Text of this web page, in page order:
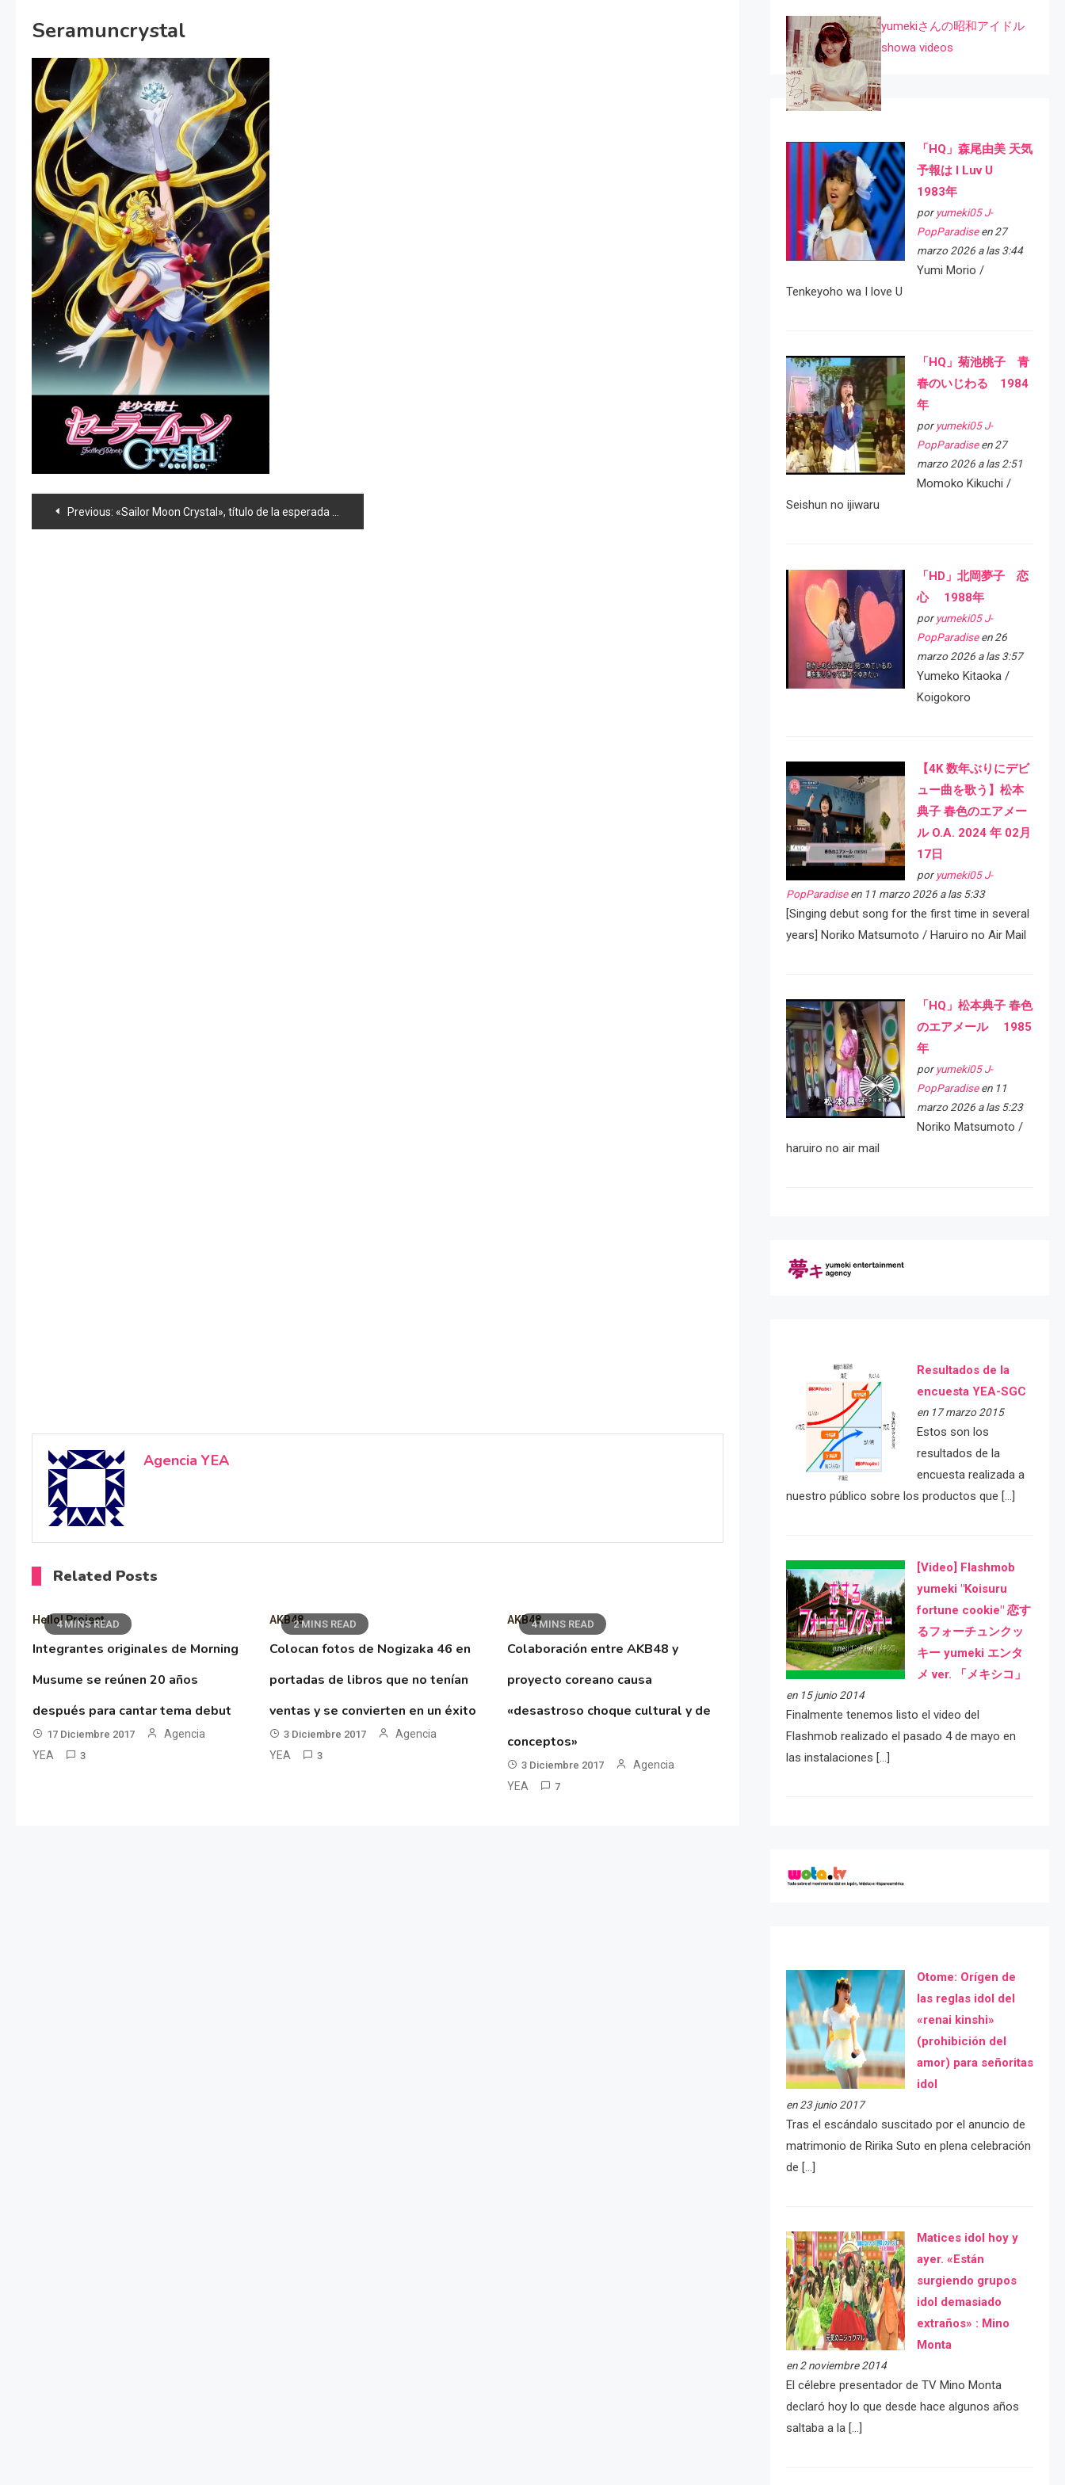
Seramuncrystal
Navegación
Previous: «Sailor Moon Crystal», título de la esperada nueva temporada
Agencia YEA
Related Posts
4 MINS READ
Hello! Project
Integrantes originales de Morning
Musume se reúnen 20 años
después para cantar tema debut
17 Diciembre 2017
Agencia
YEA
3
2 MINS READ
AKB48
Colocan fotos de Nogizaka 46 en
portadas de libros que no tenían
ventas y se convierten en un éxito
3 Diciembre 2017
Agencia
YEA
3
4 MINS READ
AKB48
Colaboración entre AKB48 y
proyecto coreano causa
«desastroso choque cultural y de
conceptos»
3 Diciembre 2017
Agencia
YEA
7
yumekiさんの昭和アイドル
showa videos
「HQ」森尾由美 天気
予報は I Luv U
1983年
por yumeki05 J-
PopParadiseen 27
marzo 2026 a las 3:44
Yumi Morio /
Tenkeyoho wa I love U
「HQ」菊池桃子 青
春のいじわる 1984
年
por yumeki05 J-
PopParadiseen 27
marzo 2026 a las 2:51
Momoko Kikuchi /
Seishun no ijiwaru
「HD」北岡夢子 恋
心 1988年
por yumeki05 J-
PopParadiseen 26
marzo 2026 a las 3:57
Yumeko Kitaoka /
Koigokoro
【4K 数年ぶりにデビ
ュー曲を歌う】松本
典子 春色のエアメー
ル O.A. 2024 年 02月
17日
por yumeki05 J-
PopParadiseen 11 marzo 2026 a las 5:33
[Singing debut song for the first time in several
years] Noriko Matsumoto / Haruiro no Air Mail
「HQ」松本典子 春色
のエアメール 1985
年
por yumeki05 J-
PopParadiseen 11
marzo 2026 a las 5:23
Noriko Matsumoto /
haruiro no air mail
Resultados de la
encuesta YEA-SGC
en 17 marzo 2015
Estos son los
resultados de la
encuesta realizada a
nuestro público sobre los productos que […]
[Video] Flashmob
yumeki "Koisuru
fortune cookie" 恋す
るフォーチュンクッ
キー yumeki エンタ
メ ver. 「メキシコ」
en 15 junio 2014
Finalmente tenemos listo el video del
Flashmob realizado el pasado 4 de mayo en
las instalaciones […]
Otome: Orígen de
las reglas idol del
«renai kinshi»
(prohibición del
amor) para señoritas
idol
en 23 junio 2017
Tras el escándalo suscitado por el anuncio de
matrimonio de Ririka Suto en plena celebración
de […]
Matices idol hoy y
ayer. «Están
surgiendo grupos
idol demasiado
extraños» : Mino
Monta
en 2 noviembre 2014
El célebre presentador de TV Mino Monta
declaró hoy lo que desde hace algunos años
saltaba a la […]